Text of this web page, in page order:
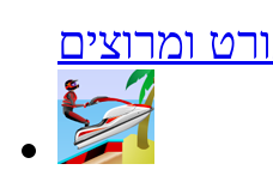
ומרוצים